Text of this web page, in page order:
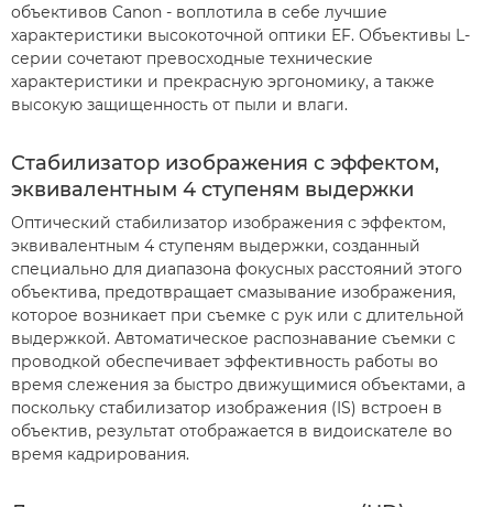
объективов Canon - воплотила в себе лучшие
характеристики высокоточной оптики EF. Объективы L-
серии сочетают превосходные технические
характеристики и прекрасную эргономику, а также
высокую защищенность от пыли и влаги.
Стабилизатор изображения с эффектом,
эквивалентным 4 ступеням выдержки
Оптический стабилизатор изображения с эффектом,
эквивалентным 4 ступеням выдержки, созданный
специально для диапазона фокусных расстояний этого
объектива, предотвращает смазывание изображения,
которое возникает при съемке с рук или с длительной
выдержкой. Автоматическое распознавание съемки с
проводкой обеспечивает эффективность работы во
время слежения за быстро движущимися объектами, а
поскольку стабилизатор изображения (IS) встроен в
объектив, результат отображается в видоискателе во
время кадрирования.